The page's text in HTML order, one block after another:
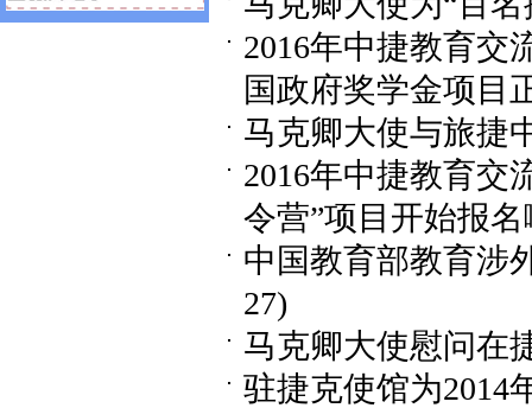
2016年中捷教育交
国政府奖学金项目
马克卿大使与旅捷
2016年中捷教育交
令营”项目开始报
中国教育部教育涉
27)
马克卿大使慰问在
驻捷克使馆为2014